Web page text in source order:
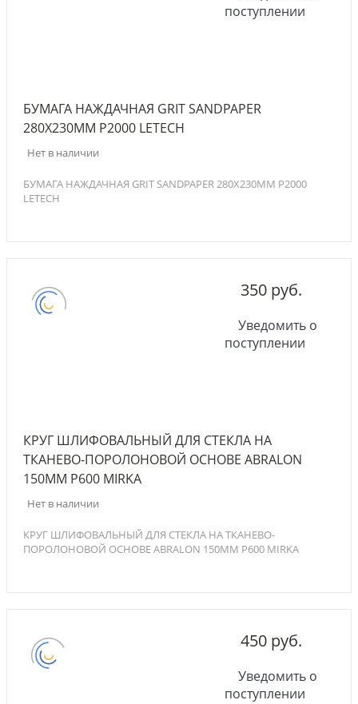
поступлении
БУМАГА НАЖДАЧНАЯ GRIT SANDPAPER
280Х230ММ P2000 LETECH
Нет в наличии
БУМАГА НАЖДАЧНАЯ GRIT SANDPAPER 280Х230ММ P2000
LETECH
350 руб.
Уведомить о
поступлении
КРУГ ШЛИФОВАЛЬНЫЙ ДЛЯ СТЕКЛА НА
ТКАНЕВО-ПОРОЛОНОВОЙ ОСНОВЕ ABRALON
150ММ P600 MIRKA
Нет в наличии
КРУГ ШЛИФОВАЛЬНЫЙ ДЛЯ СТЕКЛА НА ТКАНЕВО-
ПОРОЛОНОВОЙ ОСНОВЕ ABRALON 150ММ P600 MIRKA
450 руб.
Уведомить о
поступлении